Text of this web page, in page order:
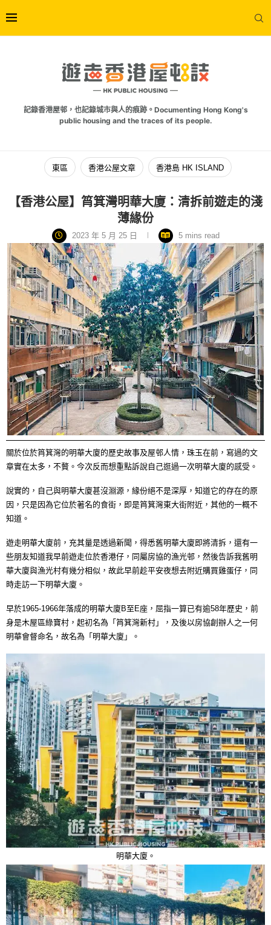
記錄香港屋邨，也記錄城市與人的痕跡。Documenting Hong Kong's
public housing and the traces of its people.
東區 香港公屋文章 香港島 HK ISLAND
【香港公屋】筲箕灣明華大廈：清拆前遊走的淺
薄緣份
2023 年 5 月 25 日 5 mins read
關於位於筲箕灣的明華大廈的歷史故事及屋邨人情，珠玉在前，寫過的文
章實在太多，不贅。今次反而想重點訴說自己逛過一次明華大廈的感受。
說實的，自己與明華大廈甚沒淵源，緣份絕不是深厚，知道它的存在的原
因，只是因為它位於著名的食街，即是筲箕灣東大街附近，其他的一概不
知道。
遊走明華大廈前，充其量是透過新聞，得悉舊明華大廈即將清拆，還有一
些朋友知道我早前遊走位於香港仔，同屬房協的漁光邨，然後告訴我舊明
華大廈與漁光村有幾分相似，故此早前趁平安夜想去附近購買雞蛋仔，同
時走訪一下明華大廈。
早於1965-1966年落成的明華大廈B至E座，屈指一算已有逾58年歷史，前
身是木屋區綠寶村，起初名為「筲箕灣新村」，及後以房協創辦人之一何
明華會督命名，故名為「明華大廈」。
明華大廈。